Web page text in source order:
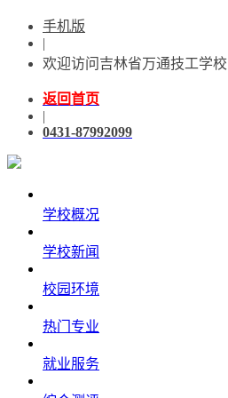
手机版
|
欢迎访问吉林省万通技工学校
返回首页
|
0431-87992099
学校概况
学校新闻
校园环境
热门专业
就业服务